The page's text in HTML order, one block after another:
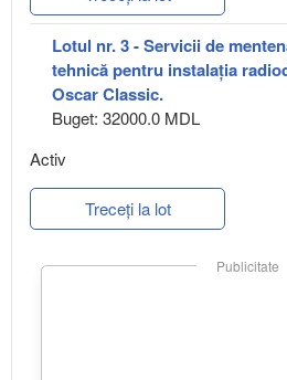
Lotul nr. 3 - Servicii de
tehnică pentru instalaţia
Oscar Classic.
Buget: 32000.0 MDL
Activ
Treceți la lot
Publicitate